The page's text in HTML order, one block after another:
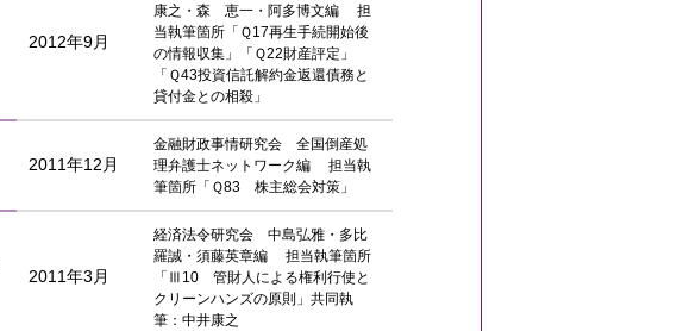
2012年9月
康之・森 恵一・阿多博文編 担
当執筆箇所「Ｑ17再生手続開始後
の情報収集」「Ｑ22財産評定」
「Ｑ43投資信託解約金返還債務と
貸付金との相殺」
2011年12月
金融財政事情研究会 全国倒産処
理弁護士ネットワーク編 担当執
筆箇所「Ｑ83 株主総会対策」
2011年3月
経済法令研究会 中島弘雅・多比
羅誠・須藤英章編 担当執筆箇所
「Ⅲ10 管財人による権利行使と
クリーンハンズの原則」共同執
筆：中井康之